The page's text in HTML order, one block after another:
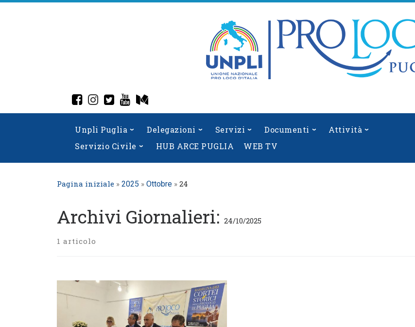
Skip
fab fa-facebook-square
fab fa-instagram
fab fa-twitter-square
fab fa-youtube
Unpli Puglia Delegazioni Servizi Documenti
Attività
Servizio Civile
HUB ARCE PUGLIA WEB TV
Pagina iniziale » 2025 » Ottobre » 24
Archivi Giornalieri: 24/10/2025
1 articolo